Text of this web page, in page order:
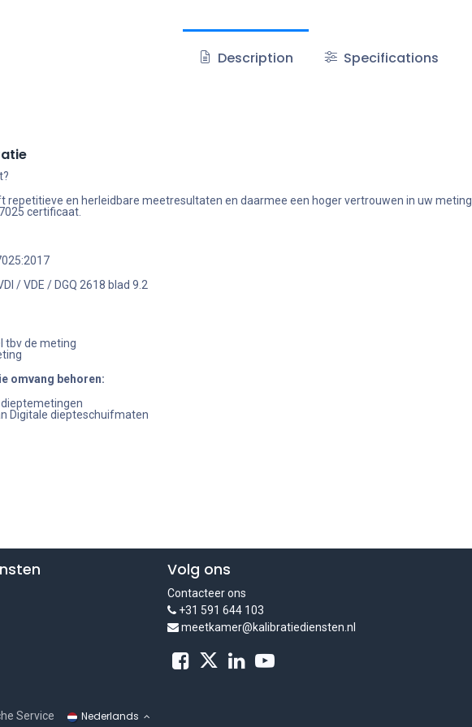
Description Specifications
repetitieve en herleidbare meetresultaten en daarmee een hoger vertrouwen in uw meting.
certificaat.
/ VDE / DGQ 2618 blad 9.2
tbv de meting
omvang behoren:
Digitale diepteschuifmaten
Volg ons
Contacteer ons
+31 591 644 103
meetkamer@kalibratiediensten.nl
Service Nederlands